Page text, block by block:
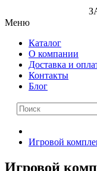
Меню
Каталог
О компании
Доставка и
Контакты
Блог
Игровой
Игровой